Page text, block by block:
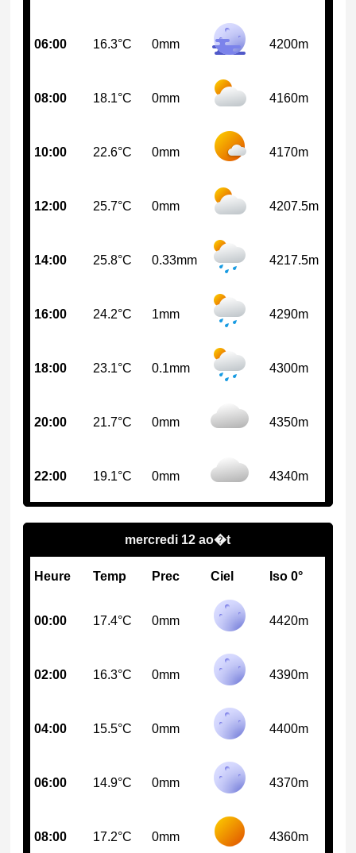
06:00 16.3°C 0mm 4200m
08:00 18.1°C 0mm 4160m
10:00 22.6°C 0mm 4170m
12:00 25.7°C 0mm 4207.5m
14:00 25.8°C 0.33mm 4217.5m
16:00 24.2°C 1mm 4290m
18:00 23.1°C 0.1mm 4300m
20:00 21.7°C 0mm 4350m
22:00 19.1°C 0mm 4340m
mercredi 12 ao�t
Heure Temp Prec Ciel Iso 0°
00:00 17.4°C 0mm 4420m
02:00 16.3°C 0mm 4390m
04:00 15.5°C 0mm 4400m
06:00 14.9°C 0mm 4370m
08:00 17.2°C 0mm 4360m